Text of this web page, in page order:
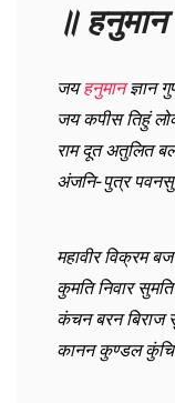
॥ हनुमान
जयहनुमानज्ञान
जय कपीस तिहुं
राम दूत अतुलित
अंजनि-पुत्र
महावीर विक्रम
कुमति निवार
कंचन बरन बिराज
कानन कुण्डल